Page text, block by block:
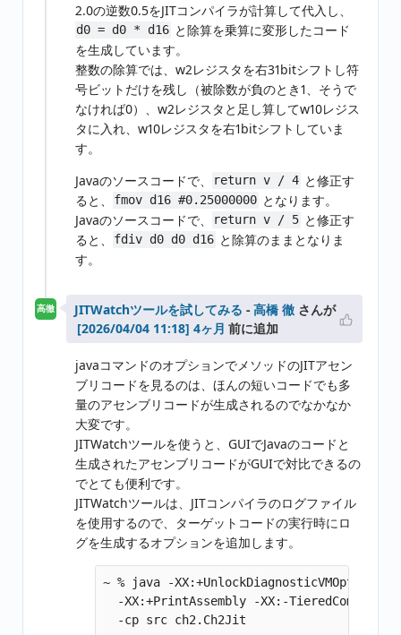
2.0の逆数0.5をJITコンパイラが計算して代入し、
d0 = d0 * d16 と除算を乗算に変形したコード
を生成しています。
整数の除算では、w2レジスタを右31bitシフトし符
号ビットだけを残し（被除数が負のとき1、そうで
なければ0）、w2レジスタと足し算してw10レジス
タに入れ、w10レジスタを右1bitシフトしていま
す。
Javaのソースコードで、
return v / 4 と修正す
ると、
fmov d16 #0.25000000 となります。
Javaのソースコードで、
return v / 5 と修正す
ると、
fdiv d0 d0 d16 と除算のままとなりま
す。
高徹 JITWatchツールを試してみる - 高橋 徹 さんが
4ヶ月 前に追加
javaコマンドのオプションでメソッドのJITアセン
ブリコードを見るのは、ほんの短いコードでも多
量のアセンブリコードが生成されるのでなかなか
大変です。
JITWatchツールを使うと、GUIでJavaのコードと
生成されたアセンブリコードがGUIで対比できるの
でとても便利です。
JITWatchツールは、JITコンパイラのログファイル
を使用するので、ターゲットコードの実行時にロ
グを生成するオプションを追加します。
~ % java -XX:+UnlockDiagnosticVMOptions
-XX:+PrintAssembly -XX:-